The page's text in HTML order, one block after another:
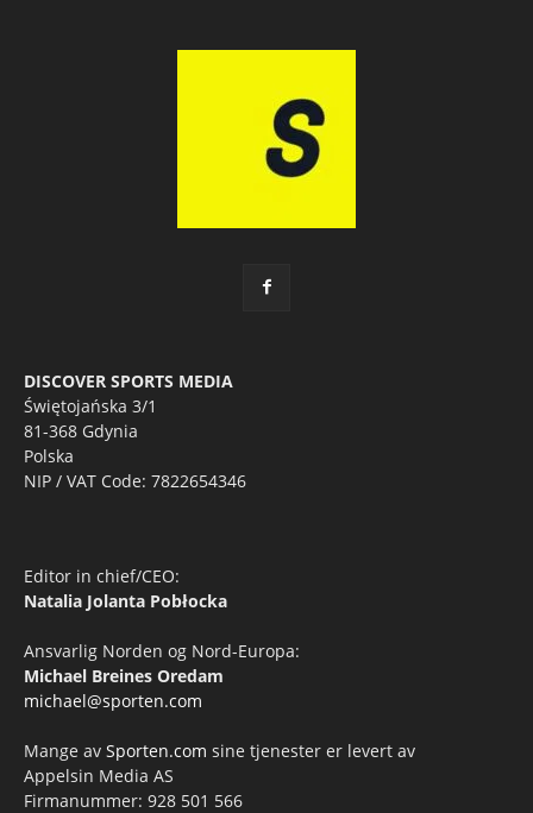
DISCOVER SPORTS MEDIA
Świętojańska 3/1
81-368 Gdynia
Polska
NIP / VAT Code: 7822654346
Editor in chief/CEO:
Natalia Jolanta Pobłocka
Ansvarlig Norden og Nord-Europa:
Michael Breines Oredam
michael@sporten.com
Mange av Sporten.com sine tjenester er levert av
Appelsin Media AS
Firmanummer: 928 501 566